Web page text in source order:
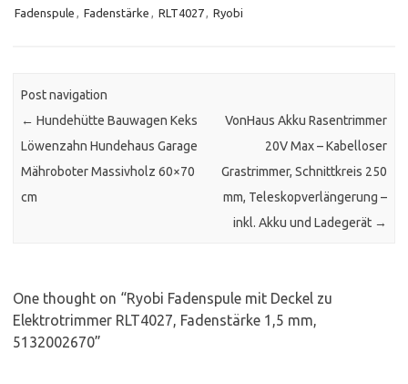
Fadenspule , Fadenstärke , RLT4027, Ryobi
Post navigation
← Hundehütte Bauwagen Keks
Löwenzahn Hundehaus Garage
Mähroboter Massivholz 60×70
cm
VonHaus Akku Rasentrimmer
20V Max – Kabelloser
Grastrimmer, Schnittkreis 250
mm, Teleskopverlängerung –
inkl. Akku und Ladegerät →
One thought on “Ryobi Fadenspule mit Deckel zu
Elektrotrimmer RLT4027, Fadenstärke 1,5 mm,
5132002670”